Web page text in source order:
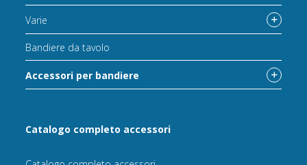
Varie
Bandiere da tavolo
Accessori per bandiere
Catalogo completo accessori